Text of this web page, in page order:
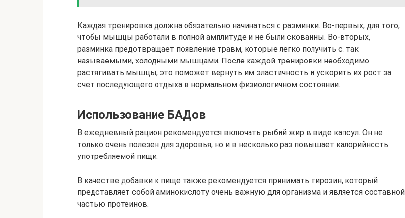
Каждая тренировка должна обязательно начинаться с разминки. Во-первых, для того,
чтобы мышцы работали в полной амплитуде и не были скованны. Во-вторых,
разминка предотвращает появление травм, которые легко получить с, так
называемыми, холодными мышцами. После каждой тренировки необходимо
растягивать мышцы, это поможет вернуть им эластичность и ускорить их рост за
счет последующего отдыха в нормальном физиологичном состоянии.
Использование БАДов
В ежедневный рацион рекомендуется включать рыбий жир в виде капсул. Он не
только очень полезен для здоровья, но и в несколько раз повышает калорийность
употребляемой пищи.
В качестве добавки к пище также рекомендуется принимать тирозин, который
представляет собой аминокислоту очень важную для организма и является составной
частью протеинов.